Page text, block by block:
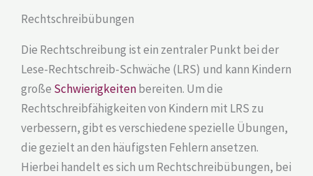
Rechtschreibübungen
Die Rechtschreibung ist ein zentraler Punkt bei der
Lese-Rechtschreib-Schwäche (LRS) und kann Kindern
große Schwierigkeitenbereiten. Um die
Rechtschreibfähigkeiten von Kindern mit LRS zu
verbessern, gibt es verschiedene spezielle Übungen,
die gezielt an den häufigsten Fehlern ansetzen.
Hierbei handelt es sich um Rechtschreibübungen, bei